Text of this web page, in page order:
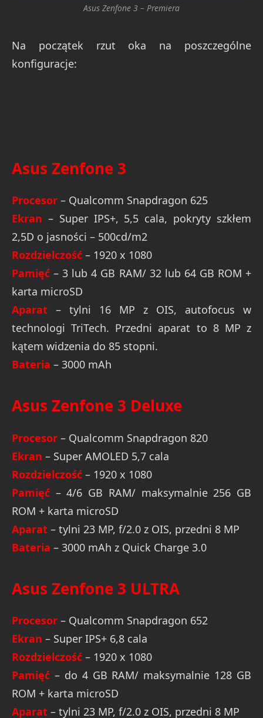
Asus Zenfone 3 – Premiera
Na początek rzut oka na poszczególne
konfiguracje:
Asus Zenfone 3
Procesor – Qualcomm Snapdragon 625
Ekran – Super IPS+, 5,5 cala, pokryty szkłem
2,5D o jasności – 500cd/m2
Rozdzielczość – 1920 x 1080
Pamięć – 3 lub 4 GB RAM/ 32 lub 64 GB ROM +
karta microSD
Aparat – tylni 16 MP z OIS, autofocus w
technologi TriTech. Przedni aparat to 8 MP z
kątem widzenia do 85 stopni.
Bateria – 3000 mAh
Asus Zenfone 3 Deluxe
Procesor – Qualcomm Snapdragon 820
Ekran – Super AMOLED 5,7 cala
Rozdzielczość – 1920 x 1080
Pamięć – 4/6 GB RAM/ maksymalnie 256 GB
ROM + karta microSD
Aparat – tylni 23 MP, f/2.0 z OIS, przedni 8 MP
Bateria – 3000 mAh z Quick Charge 3.0
Asus Zenfone 3 ULTRA
Procesor – Qualcomm Snapdragon 652
Ekran – Super IPS+ 6,8 cala
Rozdzielczość – 1920 x 1080
Pamięć – do 4 GB RAM/ maksymalnie 128 GB
ROM + karta microSD
Aparat – tylni 23 MP, f/2.0 z OIS, przedni 8 MP